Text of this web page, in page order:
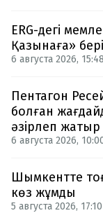
ERG-дегі
Қазынаға»
6 августа 2026, 15:48
Пентагон
болған
әзірлеп жатыр
6 августа 2026,
Шымкентте
көз жұмды
5 августа 2026, 17:10